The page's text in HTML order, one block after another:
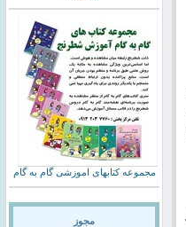
مجموعه کتابهای اموزشی گام به گام
مجوز